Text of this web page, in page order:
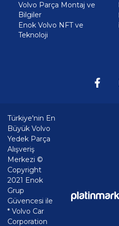
Volvo Parça Montaj ve
Bilgiler
Enok Volvo NFT ve
Teknoloji
Türkiye'nin En
Büyük Volvo
Yedek Parça
Alışveriş
Merkezi ©
Copyright
2021 Enok
Grup
Güvencesi ile
* Volvo Car
Corporation